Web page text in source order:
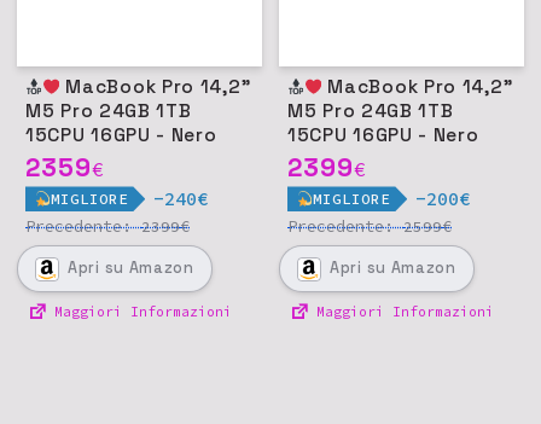
M5 Pro 24GB 1TB
15CPU 16GPU - Nero
siderale
2359€
MIGLIORE -240€
Precedente:2399€
Apri su Amazon
Maggiori Informazioni
M5 Pro 24GB 1TB
15CPU 16GPU - Nero
siderale
2399€
MIGLIORE -200€
Precedente:2599€
Apri su Amazon
Maggiori Informazioni